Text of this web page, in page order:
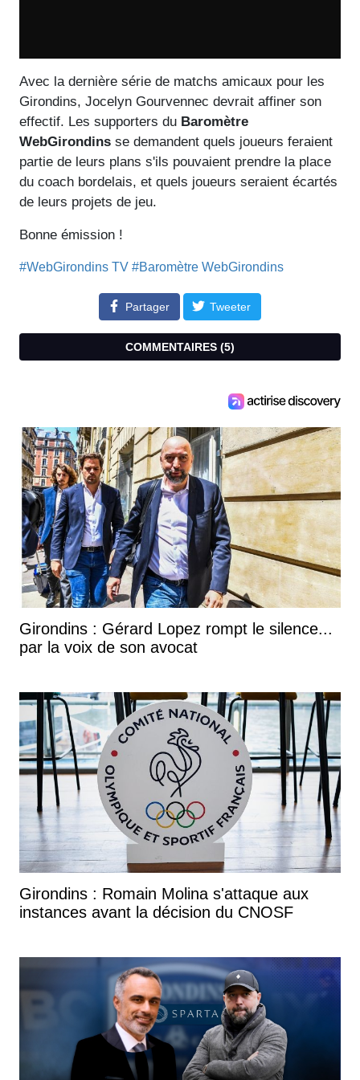
Avec la dernière série de matchs amicaux pour les
Girondins, Jocelyn Gourvennec devrait affiner son
effectif. Les supporters du Baromètre
WebGirondins se demandent quels joueurs feraient
partie de leurs plans s'ils pouvaient prendre la place
du coach bordelais, et quels joueurs seraient écartés
de leurs projets de jeu.
Bonne émission !
#WebGirondins TV #Baromètre WebGirondins
Partager Tweeter
COMMENTAIRES (5)
Girondins : Gérard Lopez rompt le silence...
par la voix de son avocat
Girondins : Romain Molina s'attaque aux
instances avant la décision du CNOSF